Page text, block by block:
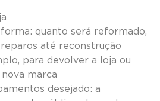
quanto será reformado,
até reconstrução
para devolver a loja ou
marca
desejado: a